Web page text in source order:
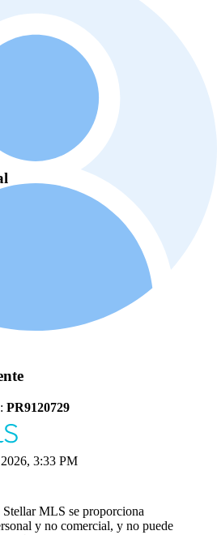
licet
PR9120729
3:33 PM
MLS se proporciona
y no comercial, y no puede